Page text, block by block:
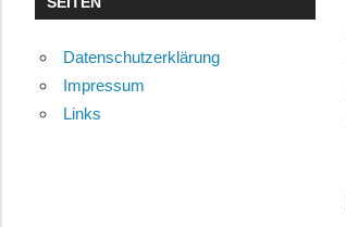
Datenschutzerklärung
Impressum
Links